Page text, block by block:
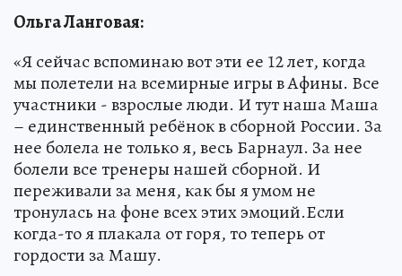
Ольга Ланговая:
«Я сейчас вспоминаю вот эти ее 12 лет, когда
мы полетели на всемирные игры в Афины. Все
участники - взрослые люди. И тут наша Маша
– единственный ребёнок в сборной России. За
нее болела не только я, весь Барнаул. За нее
болели все тренеры нашей сборной. И
переживали за меня, как бы я умом не
тронулась на фоне всех этих эмоций.Если
когда-то я плакала от горя, то теперь от
гордости за Машу.